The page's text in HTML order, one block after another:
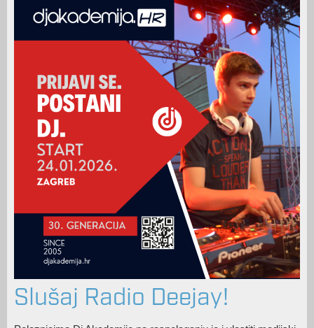
Slušaj Radio Deejay!